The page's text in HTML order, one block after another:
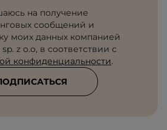
на получение
сообщений и
моих данных компанией
z o.o, в соответствии с
конфиденциальности.